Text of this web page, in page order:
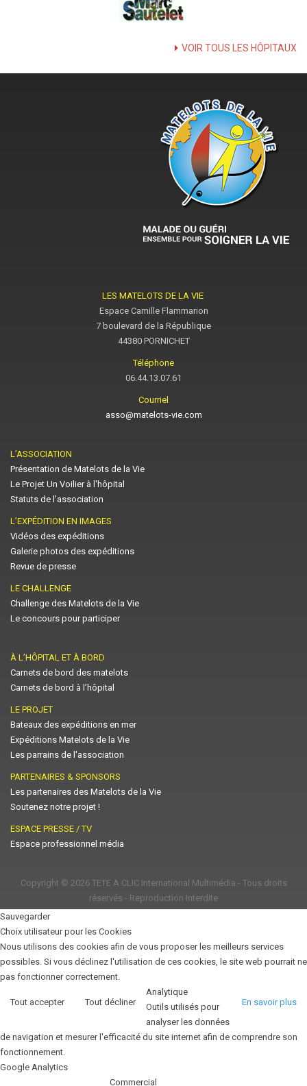
VOIR TOUS LES HÔPITAUX
LES MATELOTS DE LA VIE
Espace Camille Flammarion
7 boulevard de la République
44380 PORNICHET
Téléphone
06.44.13.07.61
Courriel
asso@matelots-vie.com
L’ASSOCIATION
Présentation de Matelots de la Vie
Le Projet Un Voilier à l'hôpital
Statuts de l'association
L’EXPÉDITION EN IMAGES
Vidéos des expéditions
Galerie photos des expéditions
Revue de presse
LE CHALLENGE
Challenge des Matelots de la Vie
Le concours pour participer
À L’HÔPITAL ET À BORD
Carnets de bord des matelots
Carnets de bord à l’hôpital
LE PROJET
Bateaux des expéditions en mer
Expéditions Matelots de la Vie
Les parrains de l'association
PARTENAIRES & SPONSORS
Les partenaires des Matelots de la Vie
Soutenez notre projet !
ESPACE PRESSE / TV
Espace professionnel média
Copyright © 2026 TETE A CLIC International Multimédia - Tous droits
réservés - Reproduction Interdite
Sauvegarder
Choix utilisateur pour les Cookies
Nous utilisons des cookies afin de vous proposer les meilleurs services
possibles. Si vous déclinez l'utilisation de ces cookies, le site web pourrait ne
pas fonctionner correctement.
Tout accepter Tout décliner En savoir plus
Analytique
Outils utilisés pour
analyser les données
de navigation et mesurer l'efficacité du site internet afin de comprendre son
fonctionnement.
Google Analytics
Commercial